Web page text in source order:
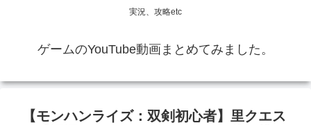
実況、攻略etc
ゲームのYouTube動画まとめてみました。
【モンハンライズ：双剣初心者】里クエス